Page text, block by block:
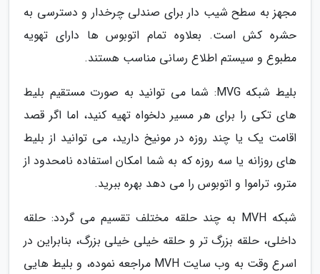
مجهز به سطح شیب دار برای صندلی چرخدار و دسترسی به
حشره کش است. بعلاوه تمام اتوبوس ها دارای تهویه
مطبوع و سیستم اطلاع رسانی مناسب هستند.
بلیط شبکه MVG: شما می توانید به صورت مستقیم بلیط
های تکی را برای هر مسیر دلخواه تهیه کنید، اما اگر قصد
اقامت یک یا چند روزه در مونیخ دارید، می توانید از بلیط
های روزانه یا سه روزه که به شما امکان استفاده نامحدود از
مترو، تراموا و اتوبوس را می دهد بهره ببرید.
شبکه MVH به چند حلقه مختلف تقسیم می گردد: حلقه
داخلی، حلقه بزرگ تر و حلقه خیلی خیلی بزرگ، بنابراین در
اسرع وقت به وب سایت MVH مراجعه نموده، و بلیط هایی